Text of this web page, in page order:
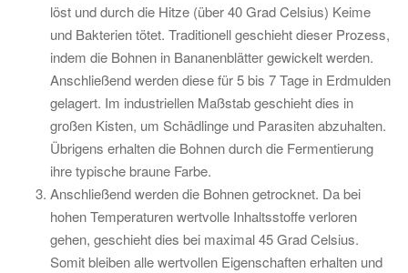
löst und durch die Hitze (über 40 Grad Celsius) Keime
und Bakterien tötet. Traditionell geschieht dieser Prozess,
indem die Bohnen in Bananenblätter gewickelt werden.
Anschließend werden diese für 5 bis 7 Tage in Erdmulden
gelagert. Im industriellen Maßstab geschieht dies in
großen Kisten, um Schädlinge und Parasiten abzuhalten.
Übrigens erhalten die Bohnen durch die Fermentierung
ihre typische braune Farbe.
Anschließend werden die Bohnen getrocknet. Da bei
hohen Temperaturen wertvolle Inhaltsstoffe verloren
gehen, geschieht dies bei maximal 45 Grad Celsius.
Somit bleiben alle wertvollen Eigenschaften erhalten und